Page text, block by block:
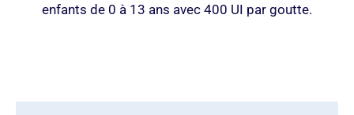
enfants de 0 à 13 ans avec 400 UI par goutte.